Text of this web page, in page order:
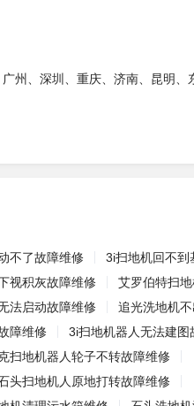
州、深圳、重庆、济南、昆明、
不了故障维修
3i扫地机回不到
视积灰故障维修
艾罗伯特扫
法启动故障维修
追光洗地机
障维修
3i扫地机器人无法建图
扫地机器人轮子不转故障维修
头扫地机人原地打转故障维修